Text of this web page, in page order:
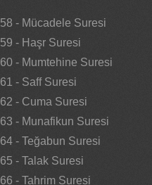
58 - Mücadele Suresi
59 - Haşr Suresi
60 - Mumtehine Suresi
61 - Saff Suresi
62 - Cuma Suresi
63 - Munafikun Suresi
64 - Teğabun Suresi
65 - Talak Suresi
66 - Tahrim Suresi